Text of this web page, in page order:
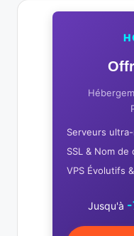
Serveurs
SSL & Nom
VPS Évolutifs
Jusqu'à